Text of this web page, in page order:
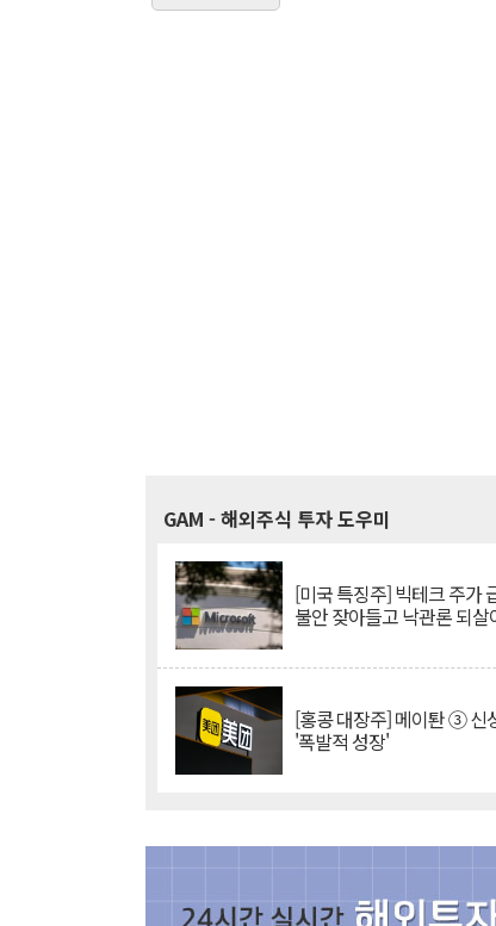
GAM - 해외주식 투자 도우미
[미국 특징주] 빅테크 주가
불안 잦아들고 낙관론 되살
[홍콩 대장주] 메이퇀 ③ 신
'폭발적 성장'